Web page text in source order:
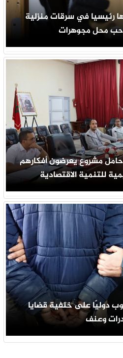
رئيسيا في سرقات منزلية
محل مجوهرات
اشتوكة أيت باها: 146 حامل مشروع يعرضون أفكارهم
للتنمية الاقتصادية
دوليًا على خلفية قضايا
وعنف